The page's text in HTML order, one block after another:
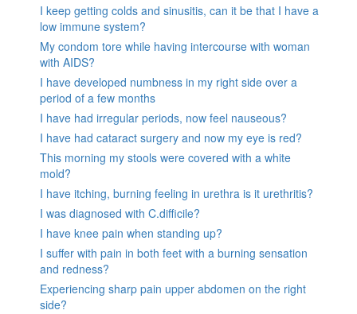
I keep getting colds and sinusitis, can it be that I have a
low immune system?
My condom tore while having intercourse with woman
with AIDS?
I have developed numbness in my right side over a
period of a few months
I have had irregular periods, now feel nauseous?
I have had cataract surgery and now my eye is red?
This morning my stools were covered with a white
mold?
I have itching, burning feeling in urethra is it urethritis?
I was diagnosed with C.difficile?
I have knee pain when standing up?
I suffer with pain in both feet with a burning sensation
and redness?
Experiencing sharp pain upper abdomen on the right
side?